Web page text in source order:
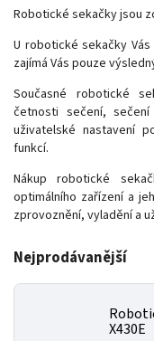
Robotické sekačky jsou
U robotické sekačky
zajímá Vás pouze
Současné robotické
četnosti sečení,
uživatelské nastavení
funkcí.
Nákup robotické
optimálního zařízení a
zprovoznění, vyladění a
Nejprodávanější
X430E